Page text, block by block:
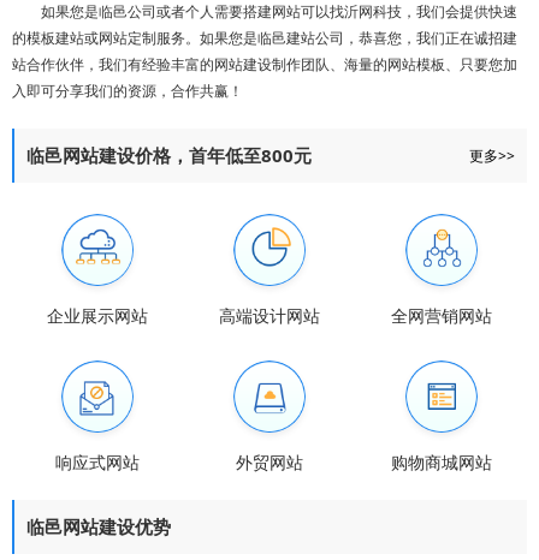
如果您是临邑公司或者个人需要搭建网站可以找沂网科技，我们会提供快速
的模板建站或网站定制服务。如果您是临邑建站公司，恭喜您，我们正在诚招建
站合作伙伴，我们有经验丰富的网站建设制作团队、海量的网站模板、只要您加
入即可分享我们的资源，合作共赢！
临邑网站建设价格，首年低至800元 更多>>
企业展示网站 高端设计网站 全网营销网站
响应式网站 外贸网站 购物商城网站
临邑网站建设优势